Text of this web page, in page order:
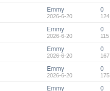
Emmy
2026-6-20
0
124
Emmy
2026-6-20
0
115
Emmy
2026-6-20
0
167
Emmy
2026-6-20
0
175
Emmy 0